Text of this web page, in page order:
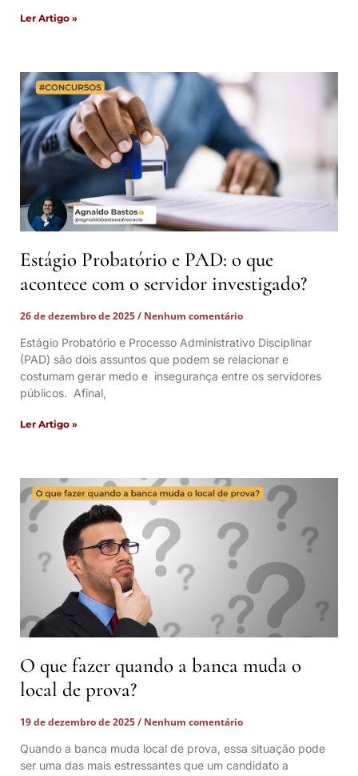
Ler Artigo »
Estágio Probatório e PAD: o que
acontece com o servidor investigado?
26 de dezembro de 2025
Nenhum comentário
Estágio Probatório e Processo Administrativo Disciplinar
(PAD) são dois assuntos que podem se relacionar e
costumam gerar medo e insegurança entre os servidores
públicos. Afinal,
Ler Artigo »
O que fazer quando a banca muda o
local de prova?
19 de dezembro de 2025
Nenhum comentário
Quando a banca muda local de prova, essa situação pode
ser uma das mais estressantes que um candidato a